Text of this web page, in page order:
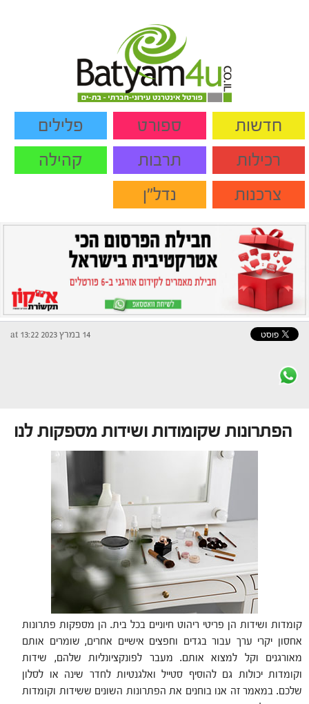
חדשות ספורט
פלילים
רכילות
תרבות
קהילה
צרכנות
נדל"ן
14 במרץ 2023 at 13:22
הפתרונות שקומודות ושידות מספקות לנו
קומדות ושידות הן פריטי ריהוט חיוניים בכל בית. הן מספקות פתרונות
אחסון יקרי ערך עבור בגדים וחפצים אישיים אחרים, שומרים אותם
מאורגנים וקל למצוא אותם. מעבר לפונקציונליות שלהם, שידות
וקומדות יכולות גם להוסיף סטייל ואלגנטיות לחדר שינה או לסלון
שלכם. במאמר זה אנו בוחנים את הפתרונות השונים ששידות וקומדות